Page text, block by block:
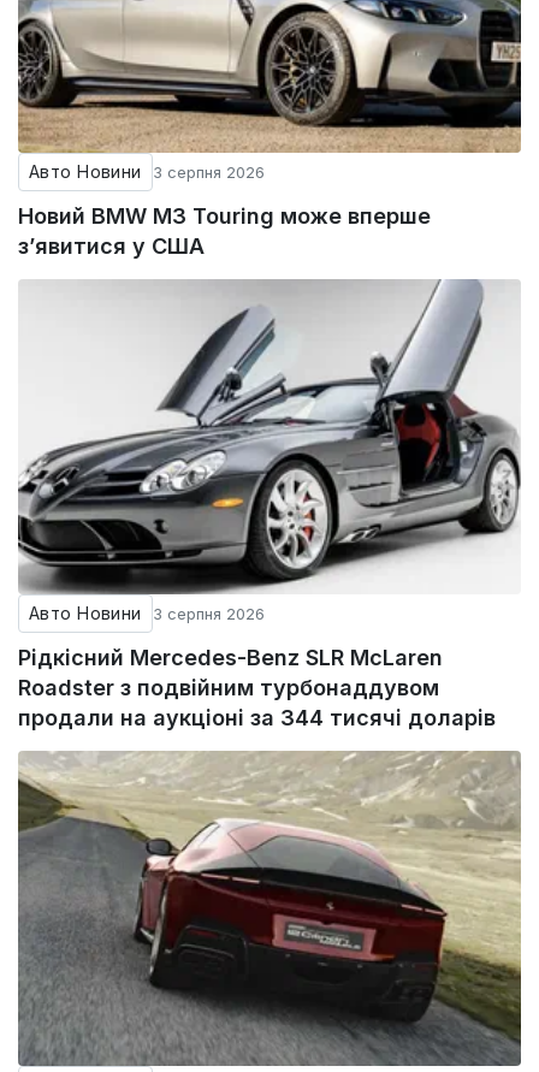
Авто Новини 3 серпня 2026
Новий BMW M3 Touring може вперше
з’явитися у США
Авто Новини 3 серпня 2026
Рідкісний Mercedes-Benz SLR McLaren
Roadster з подвійним турбонаддувом
продали на аукціоні за 344 тисячі доларів